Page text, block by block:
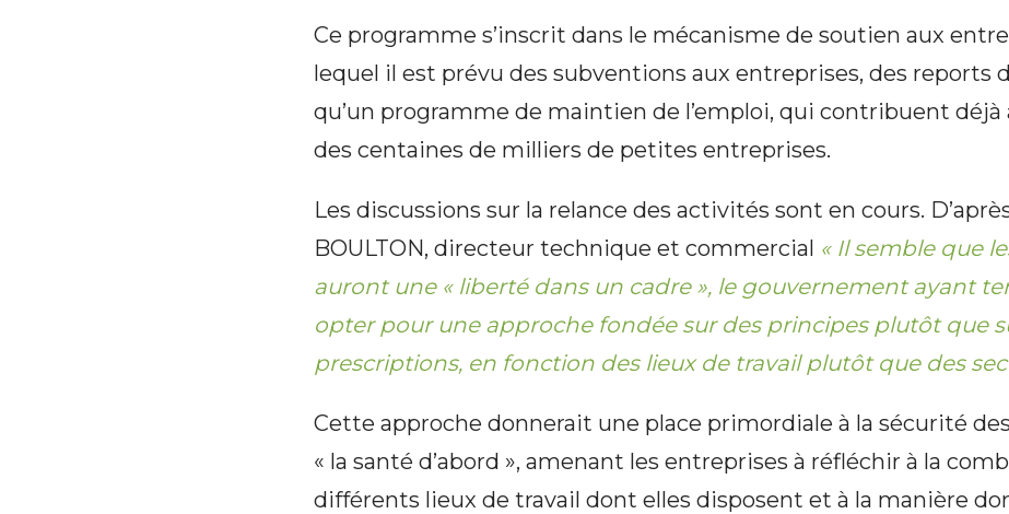
Ce programme s’inscrit dans le mécanisme de soutien aux
lequel il est prévu des subventions aux entreprises, des reports
qu’un programme de maintien de l’emploi, qui contribuent déjà
des centaines de milliers de petites entreprises.
Les discussions sur la relance des activités sont en cours.
BOULTON, directeur technique et commercial « Il semble que
auront une « liberté dans un cadre », le gouvernement ayant
opter pour une approche fondée sur des principes plutôt que
prescriptions, en fonction des lieux de travail plutôt que des
Cette approche donnerait une place primordiale à la sécurité
« la santé d’abord », amenant les entreprises à réfléchir à la
différents lieux de travail dont elles disposent et à la manière